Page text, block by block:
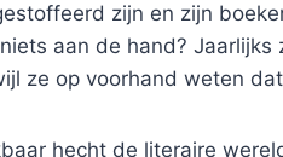
zijn en zijn
aan de hand?
ze op voorhand weten
hecht de literaire